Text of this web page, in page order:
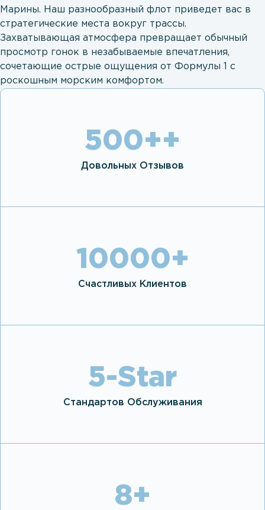
Марины. Наш разнообразный флот приведет вас в
стратегические места вокруг трассы.
Захватывающая атмосфера превращает обычный
просмотр гонок в незабываемые впечатления,
сочетающие острые ощущения от Формулы 1 с
роскошным морским комфортом.
500++
Довольных Отзывов
10000+
Счастливых Клиентов
5-Star
Стандартов Обслуживания
8+